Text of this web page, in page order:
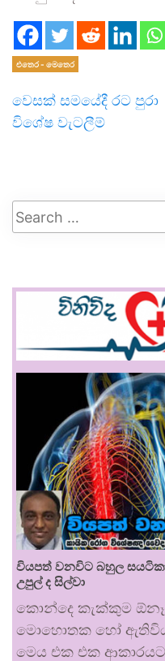
එතෙර - මෙතෙර
වෙසක් සමයේදී රට පුරා
විශේෂ වැටලීම්
වියපත් වනවිට බහුල
උපුල් ද සිල්වා
කොන්දෙ කැක්කුම
මොහොතක හෝ ඇතිවිය
මෙය එක එක